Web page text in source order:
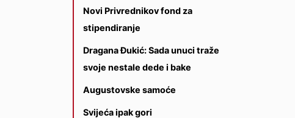
Novi Privrednikov fond za
stipendiranje
Dragana Đukić: Sada unuci traže
svoje nestale dede i bake
Augustovske samoće
Svijeća ipak gori